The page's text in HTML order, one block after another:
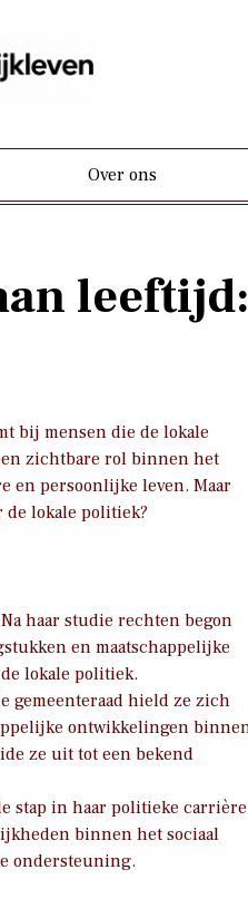
Over ons
leeftijd:
bij mensen die de lokale
zichtbare rol binnen het
en persoonlijke leven. Maar
de lokale politiek?
haar studie rechten begon
en maatschappelijke
lokale politiek.
gemeenteraad hield ze zich
ontwikkelingen
ze uit tot een bekend
stap in haar politieke
binnen het sociaal
ondersteuning.